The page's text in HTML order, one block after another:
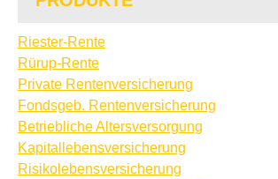
Riester-Rente
Rürup-Rente
Private Rentenversicherung
Fondsgeb. Rentenversicherung
Betriebliche Altersversorgung
Ka­pi­tal­le­bens­ver­si­che­rung
Risiko­lebens­ver­si­che­rung